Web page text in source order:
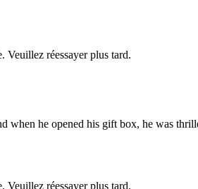
Veuillez réessayer plus tard.
when he opened his gift box, he was
Veuillez réessayer plus tard.